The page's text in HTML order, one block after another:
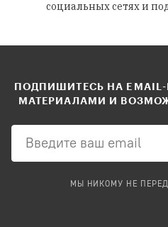
социальных сетях и
ПОДПИШИТЕСЬ НА
МАТЕРИАЛАМИ И
МЫ НИКОМУ НЕ